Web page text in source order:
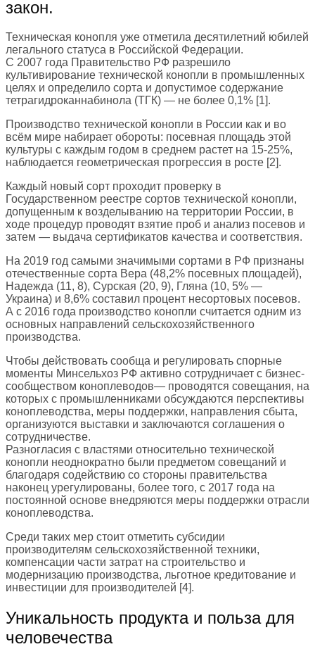
закон.
Техническая конопля уже отметила десятилетний юбилей
легального статуса в Российской Федерации.
С 2007 года Правительство РФ разрешило
культивирование технической конопли в промышленных
целях и определило сорта и допустимое содержание
тетрагидроканнабинола (ТГК) — не более 0,1% [1].
Производство технической конопли в России как и во
всём мире набирает обороты: посевная площадь этой
культуры с каждым годом в среднем растет на 15-25%,
наблюдается геометрическая прогрессия в росте [2].
Каждый новый сорт проходит проверку в
Государственном реестре сортов технической конопли,
допущенным к возделыванию на территории России, в
ходе процедур проводят взятие проб и анализ посевов и
затем — выдача сертификатов качества и соответствия.
На 2019 год самыми значимыми сортами в РФ признаны
отечественные сорта Вера (48,2% посевных площадей),
Надежда (11, 8), Сурская (20, 9), Гляна (10, 5% —
Украина) и 8,6% составил процент несортовых посевов.
А с 2016 года производство конопли считается одним из
основных направлений сельскохозяйственного
производства.
Чтобы действовать сообща и регулировать спорные
моменты Минсельхоз РФ активно сотрудничает с бизнес-
сообществом коноплеводов— проводятся совещания, на
которых с промышленниками обсуждаются перспективы
коноплеводства, меры поддержки, направления сбыта,
организуются выставки и заключаются соглашения о
сотрудничестве.
Разногласия с властями относительно технической
конопли неоднократно были предметом совещаний и
благодаря содействию со стороны правительства
наконец урегулированы, более того, с 2017 года на
постоянной основе внедряются меры поддержки отрасли
коноплеводства.
Среди таких мер стоит отметить субсидии
производителям сельскохозяйственной техники,
компенсации части затрат на строительство и
модернизацию производства, льготное кредитование и
инвестиции для производителей [4].
Уникальность продукта и польза для
человечества